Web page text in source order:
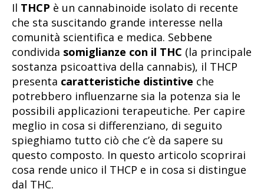
Il THCP è un cannabinoide isolato di recente
che sta suscitando grande interesse nella
comunità scientifica e medica. Sebbene
condivida somiglianze con il THC (la principale
sostanza psicoattiva della cannabis), il THCP
presenta caratteristiche distintive che
potrebbero influenzarne sia la potenza sia le
possibili applicazioni terapeutiche. Per capire
meglio in cosa si differenziano, di seguito
spieghiamo tutto ciò che c’è da sapere su
questo composto. In questo articolo scoprirai
cosa rende unico il THCP e in cosa si distingue
dal THC.